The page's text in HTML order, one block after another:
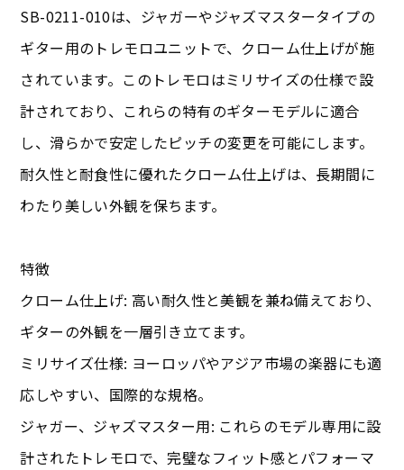
SB-0211-010は、ジャガーやジャズマスタータイプの
ギター用のトレモロユニットで、クローム仕上げが施
されています。このトレモロはミリサイズの仕様で設
計されており、これらの特有のギターモデルに適合
し、滑らかで安定したピッチの変更を可能にします。
耐久性と耐食性に優れたクローム仕上げは、長期間に
わたり美しい外観を保ちます。
特徴
クローム仕上げ: 高い耐久性と美観を兼ね備えており、
ギターの外観を一層引き立てます。
ミリサイズ仕様: ヨーロッパやアジア市場の楽器にも適
応しやすい、国際的な規格。
ジャガー、ジャズマスター用: これらのモデル専用に設
計されたトレモロで、完璧なフィット感とパフォーマ